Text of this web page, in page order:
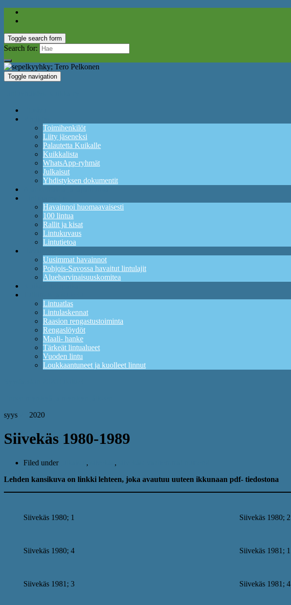
Toggle search form
Search for:
Toggle navigation
Toimihenkilöt
Liity jäseneksi
Palautetta Kuikalle
Kuikkalista
WhatsApp-ryhmät
Julkaisut
Yhdistyksen dokumentit
Havainnoi huomaavaisesti
100 lintua
Rallit ja kisat
Lintukuvaus
Lintutietoa
Uusimmat havainnot
Pohjois-Savossa havaitut lintulajit
Alueharvinaisuuskomitea
Lintuatlas
Lintulaskennat
Raasion rengastustoiminta
Rengaslöydöt
Maali- hanke
Tärkeät lintualueet
Vuoden lintu
Loukkaantuneet ja kuolleet linnut
syys
2020
Siivekäs 1980-1989
Filed under , ,
Lehden kansikuva on linkki lehteen, joka avautuu uuteen ikkunaan pdf- tiedostona
Siivekäs 1980; 1 Siivekäs 1980; 2
Siivekäs 1980; 4 Siivekäs 1981; 1
Siivekäs 1981; 3 Siivekäs 1981; 4